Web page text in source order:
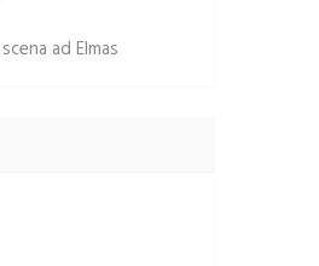
ad Elmas